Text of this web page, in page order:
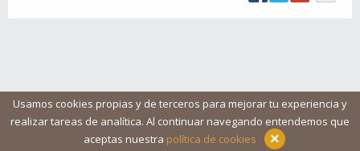
Usamos cookies propias y de terceros para mejorar tu experiencia y
realizar tareas de analítica. Al continuar navegando entendemos que
aceptas nuestra política de cookies ×
Aviso legal